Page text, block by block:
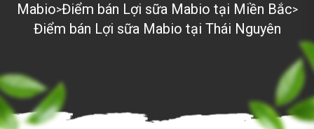
Mabio>Điểm bán Lợi sữa Mabio tại Miền Bắc>
Điểm bán Lợi sữa Mabio tại Thái Nguyên